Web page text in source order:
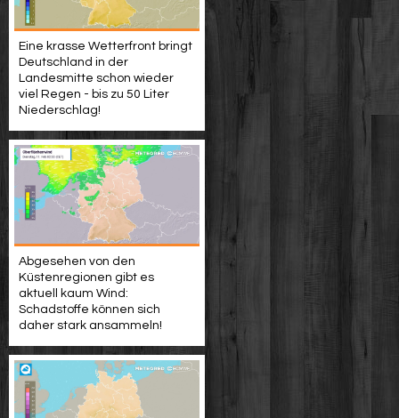
Eine krasse Wetterfront bringt
Deutschland in der
Landesmitte schon wieder
viel Regen - bis zu 50 Liter
Niederschlag!
Abgesehen von den
Küstenregionen gibt es
aktuell kaum Wind:
Schadstoffe können sich
daher stark ansammeln!